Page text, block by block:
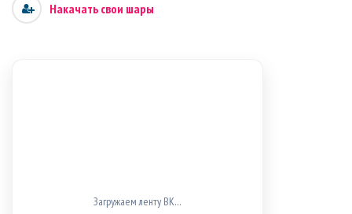
Накачать свои шары
Загружаем ленту ВК…